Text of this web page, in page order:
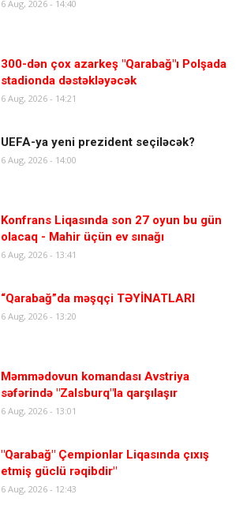
6 Aug, 2026 - 14:40
300-dən çox azarkeş "Qarabağ"ı Polşada
stadionda dəstəkləyəcək
6 Aug, 2026 - 14:21
UEFA-ya yeni prezident seçiləcək?
6 Aug, 2026 - 14:00
Konfrans Liqasında son 27 oyun bu gün
olacaq - Mahir üçün ev sınağı
6 Aug, 2026 - 13:41
“Qarabağ”da məşqçi TƏYİNATLARI
6 Aug, 2026 - 13:20
Məmmədovun komandası Avstriya
səfərində "Zalsburq"la qarşılaşır
6 Aug, 2026 - 13:01
"Qarabağ" Çempionlar Liqasında çıxış
etmiş güclü rəqibdir"
6 Aug, 2026 - 12:43